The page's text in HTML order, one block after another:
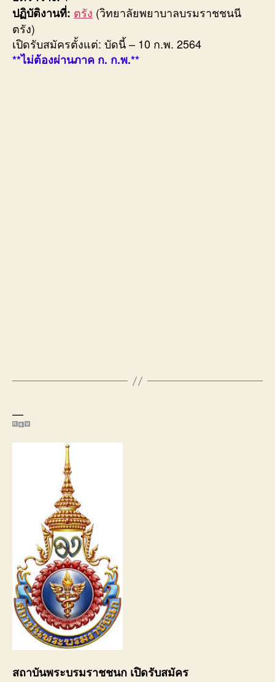
ปฏิบัติงานที่: ตรัง (วิทยาลัยพยาบาลบรมราชชนนี
ตรัง)
เปิดรับสมัครตั้งแต่: บัดนี้ – 10 ก.พ. 2564
**ไม่ต้องผ่านภาค ก. ก.พ.**
—
สถาบันพระบรมราชชนก เปิดรับสมัคร